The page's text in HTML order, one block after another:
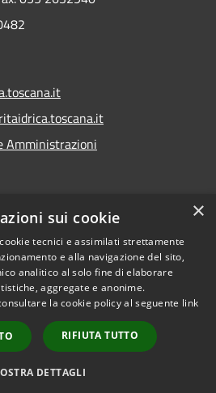
Amministrazioni
Copyright © 2026 • Autorità
Idrica Toscana • Powered by
Municipium•
Accesso
redazione
×
sui cookie
tecnici e assimilati strettamente
e alla navigazione del sito,
analitico al solo fine di elaborare
aggregate e anonime.
la cookie policy al seguente link
RIFIUTA TUTTO
DETTAGLI